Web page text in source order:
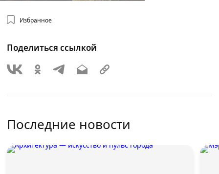
Избранное
Поделиться ссылкой
Последние новости